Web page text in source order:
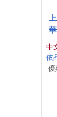
中
依
優